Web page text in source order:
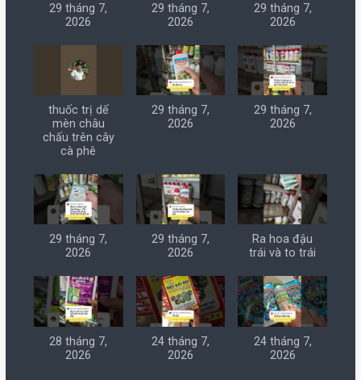
29 tháng 7,
2026
29 tháng 7,
2026
29 tháng 7,
2026
thuốc trị dế
mèn châu
chấu trên cây
cà phê
29 tháng 7,
2026
29 tháng 7,
2026
29 tháng 7,
2026
29 tháng 7,
2026
Ra hoa đậu
trái và to trái
28 tháng 7,
2026
24 tháng 7,
2026
24 tháng 7,
2026